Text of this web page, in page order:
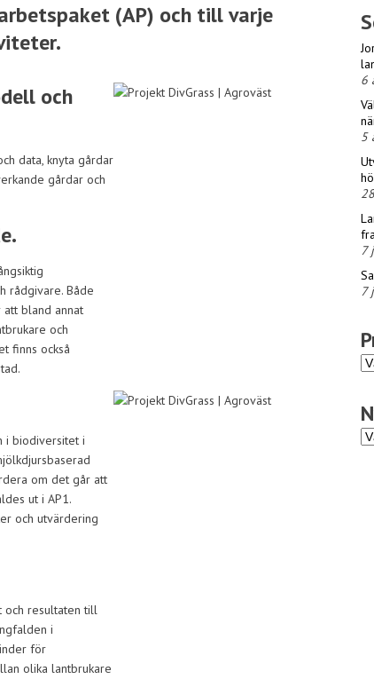
(AP) och till varje
och
data, knyta gårdar
gårdar och
rådgivare. Både
att bland annat
och
finns också
i biodiversitet i
om det går att
ut i AP1.
och utvärdering
och resultaten till
i
för
olika lantbrukare
6
5
7
7